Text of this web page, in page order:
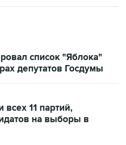
депутатов Госдумы
на выборы в